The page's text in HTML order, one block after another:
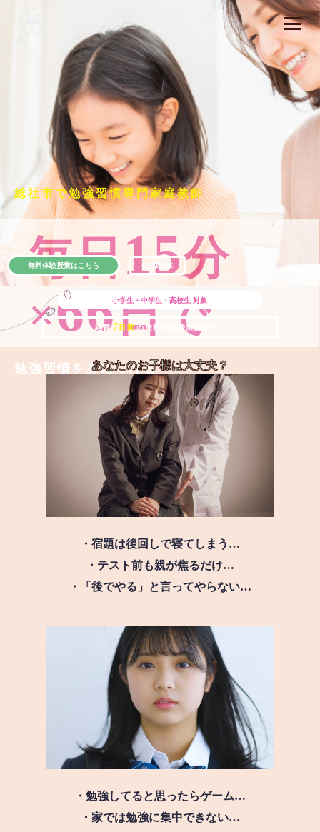
総社市で勉強習慣専門家庭教師
毎日15分
×66日で
勉強習慣を身につける
小学生・中学生・高校生 対象
＼ 絶賛 7 日間の無料体験授業実施中!! ／
無料体験授業はこちら 公式LINE
あなたのお子様は大丈夫？
・宿題は後回しで寝てしまう…
・テスト前も親が焦るだけ…
・「後でやる」と言ってやらない…
・勉強してると思ったらゲーム…
・家では勉強に集中できない…